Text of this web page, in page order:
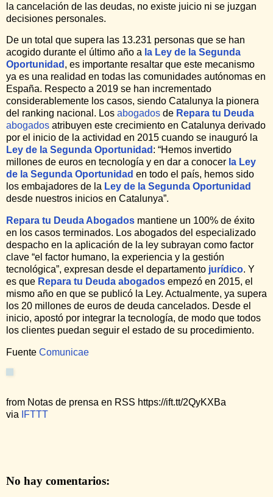
la cancelación de las deudas, no existe juicio ni se juzgan
decisiones personales.
De un total que supera las 13.231 personas que se han
acogido durante el último año a la Ley de la Segunda
Oportunidad , es importante resaltar que este mecanismo
ya es una realidad en todas las comunidades autónomas en
España. Respecto a 2019 se han incrementado
considerablemente los casos, siendo Catalunya la pionera
del ranking nacional. Los abogados de Repara tu Deuda
abogados atribuyen este crecimiento en Catalunya derivado
por el inicio de la actividad en 2015 cuando se inauguró la
Ley de la Segunda Oportunidad : “Hemos invertido
millones de euros en tecnología y en dar a conocer la Ley
de la Segunda Oportunidad en todo el país, hemos sido
los embajadores de la Ley de la Segunda Oportunidad
desde nuestros inicios en Catalunya”.
Repara tu Deuda Abogados mantiene un 100% de éxito
en los casos terminados. Los abogados del especializado
despacho en la aplicación de la ley subrayan como factor
clave “el factor humano, la experiencia y la gestión
tecnológica”, expresan desde el departamento jurídico. Y
es que Repara tu Deuda abogados empezó en 2015, el
mismo año en que se publicó la Ley. Actualmente, ya supera
los 20 millones de euros de deuda cancelados. Desde el
inicio, apostó por integrar la tecnología, de modo que todos
los clientes puedan seguir el estado de su procedimiento.
Fuente Comunicae
from Notas de prensa en RSS https://ift.tt/2QyKXBa
via
IFTTT
No hay comentarios: